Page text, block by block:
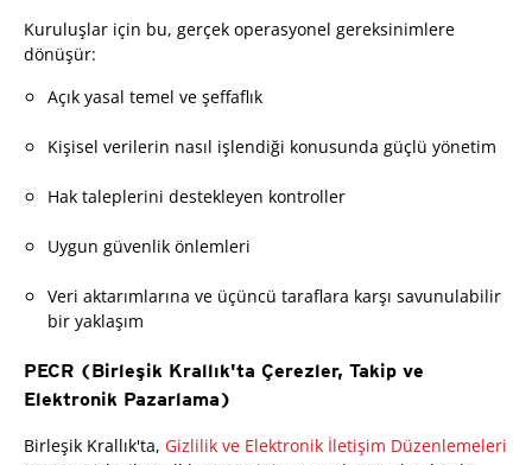
Kuruluşlar için bu, gerçek operasyonel gereksinimlere
dönüşür:
Açık yasal temel ve şeffaflık
Kişisel verilerin nasıl işlendiği konusunda güçlü yönetim
Hak taleplerini destekleyen kontroller
Uygun güvenlik önlemleri
Veri aktarımlarına ve üçüncü taraflara karşı savunulabilir
bir yaklaşım
PECR (Birleşik Krallık'ta Çerezler, Takip ve
Elektronik Pazarlama)
Birleşik Krallık'ta, Gizlilik ve Elektronik İletişim Düzenlemeleri